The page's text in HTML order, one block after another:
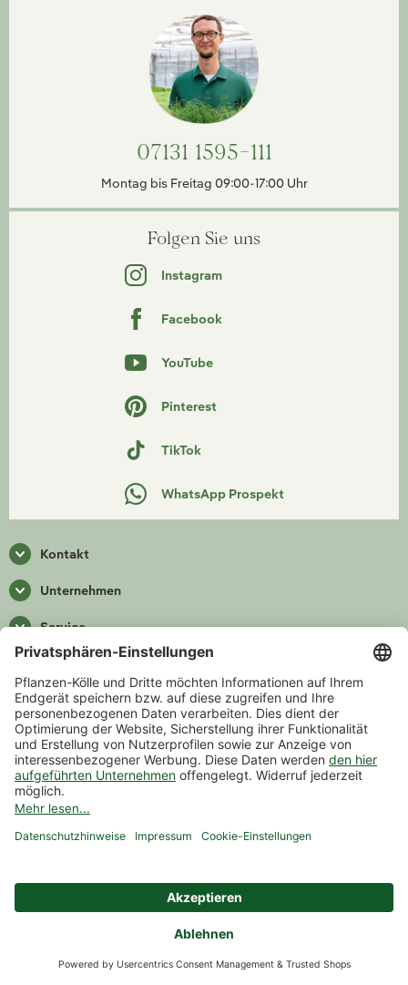
07131 1595-111
Montag bis Freitag 09:00-17:00 Uhr
Folgen Sie uns
Instagram
Facebook
YouTube
Pinterest
TikTok
WhatsApp Prospekt
Kontakt
Unternehmen
Service
Verantwortung
Beratung & Inspirationen
Zahlung & Versand
Versand
Mindestbestellwert 14,90 €, ausgenommen sind Gutscheine und